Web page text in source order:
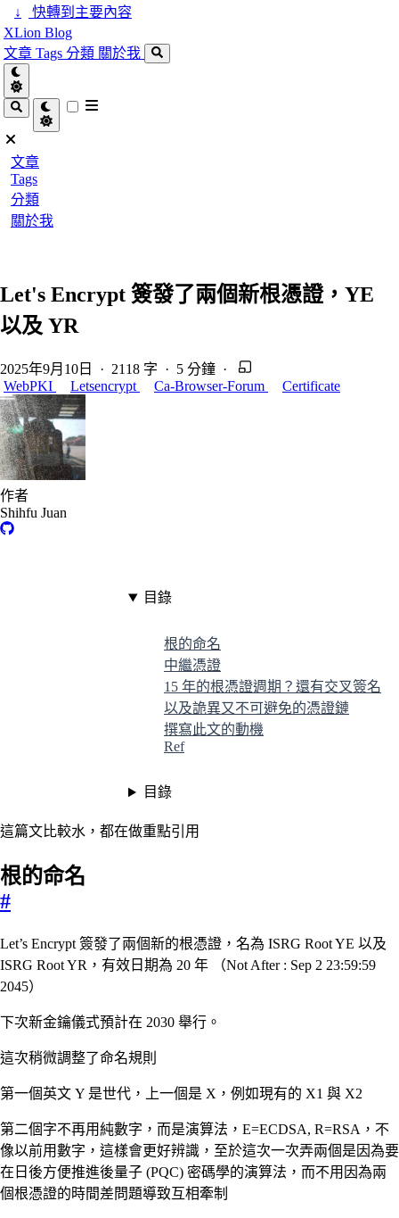
↓
快轉到主要內容
XLion Blog
文章 Tags 分類 關於我
文章
Tags
分類
關於我
Let's Encrypt 簽發了兩個新根憑證，YE
以及 YR
2025年9月10日 · 2118 字 · 5 分鐘 ·
WebPKI
Letsencrypt Ca-Browser-Forum Certificate
作者
Shihfu Juan
目錄
根的命名
中繼憑證
15 年的根憑證週期？還有交叉簽名
以及詭異又不可避免的憑證鏈
撰寫此文的動機
Ref
目錄
這篇文比較水，都在做重點引用
根的命名
#
Let’s Encrypt 簽發了兩個新的根憑證，名為 ISRG Root YE 以及
ISRG Root YR，有效日期為 20 年 （Not After : Sep 2 23:59:59
2045）
下次新金鑰儀式預計在 2030 舉行。
這次稍微調整了命名規則
第一個英文 Y 是世代，上一個是 X，例如現有的 X1 與 X2
第二個字不再用純數字，而是演算法，E=ECDSA, R=RSA，不
像以前用數字，這樣會更好辨識，至於這次一次弄兩個是因為要
在日後方便推進後量子 (PQC) 密碼學的演算法，而不用因為兩
個根憑證的時間差問題導致互相牽制